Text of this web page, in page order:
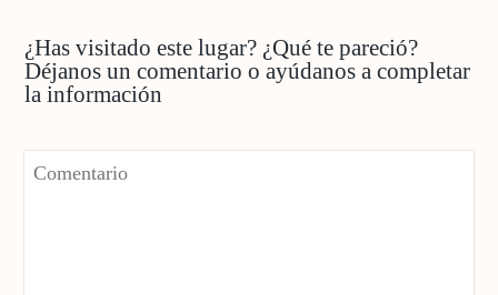
¿Has visitado este lugar? ¿Qué te pareció?
Déjanos un comentario o ayúdanos a completar
la información